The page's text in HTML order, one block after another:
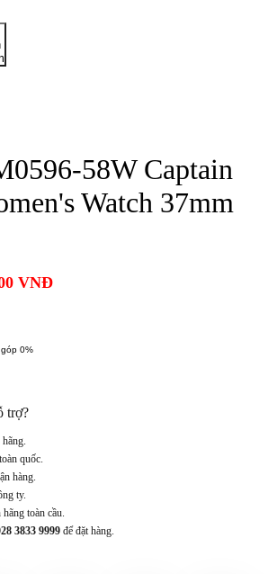
58W Captain
Watch 37mm
VNĐ
0%
trợ?
quốc.
hàng.
ty.
toàn cầu.
3833 9999 để đặt hàng.